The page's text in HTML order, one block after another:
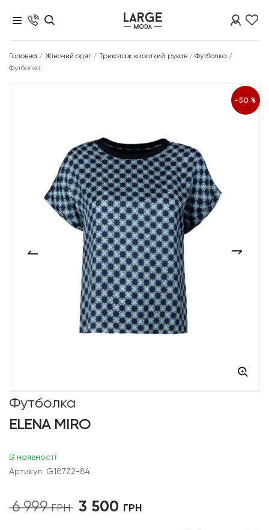
Головна / Жіночий одяг / Трикотаж короткий рукав/Футболка /
Футболка
-50%
Футболка
ELENA MIRO
В наявності
Артикул: G187Z2-84
6 999ГРН
Оригінальна
3 500 ГРН